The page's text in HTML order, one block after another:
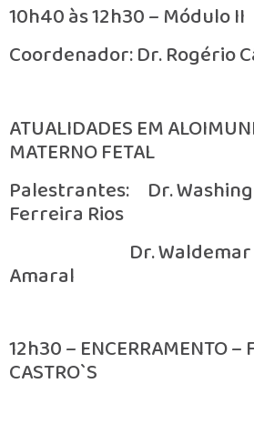
10h40 às 12h30 – Módulo II
Coordenador: Dr. Rogério
ATUALIDADES EM
MATERNO FETAL
Palestrantes: Dr.
Ferreira Rios
Dr. Waldemar
Amaral
12h30 – ENCERRAMENTO –
CASTRO`S